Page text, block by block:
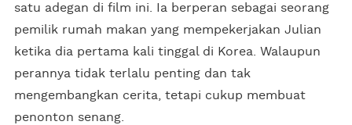
satu adegan di film ini. Ia berperan sebagai seorang
pemilik rumah makan yang mempekerjakan Julian
ketika dia pertama kali tinggal di Korea. Walaupun
perannya tidak terlalu penting dan tak
mengembangkan cerita, tetapi cukup membuat
penonton senang.